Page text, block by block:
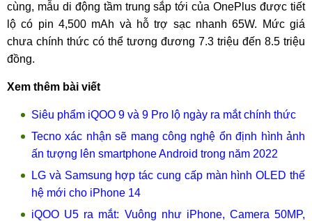
cùng, mẫu di động tầm trung sắp tới của OnePlus được tiết
lộ có pin 4,500 mAh và hỗ trợ sạc nhanh 65W. Mức giá
chưa chính thức có thể tương đương 7.3 triệu đến 8.5 triệu
đồng.
Xem thêm bài viết
Siêu phẩm iQOO 9 và 9 Pro lộ ngày ra mắt chính thức
Tecno xác nhận sẽ mang công nghệ ổn định hình ảnh
ấn tượng lên smartphone Android trong năm 2022
LG và Samsung hợp tác cung cấp màn hình OLED thế
hệ mới cho iPhone 14
iQOO U5 ra mắt: Vuông như iPhone, Camera 50MP,